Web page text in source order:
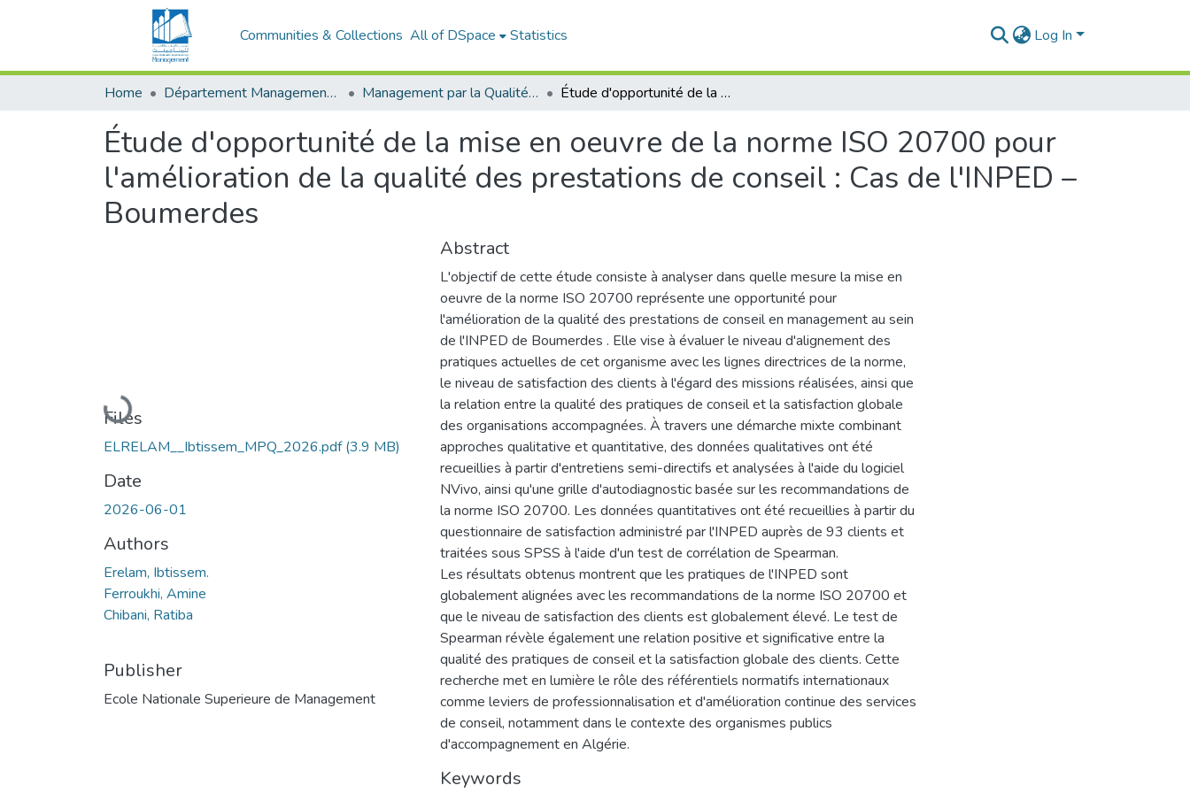
Communities & Collections All of DSpace Statistics Log In
Home Département Management Des Organisations Management par la Qualité (MPQ) Étude d'opportunité de la mise en oeuvre de la norme ISO 20700 pour l'amélioration de la qualité des prestations de conseil : Cas de l'INPED – Boumerdes
Étude d'opportunité de la mise en oeuvre de la norme ISO 20700 pour
l'amélioration de la qualité des prestations de conseil : Cas de l'INPED –
Boumerdes
Loading...
Files
ELRELAM__Ibtissem_MPQ_2026.pdf(3.9 MB)
Date
2026-06-01
Authors
Erelam, Ibtissem.
Ferroukhi, Amine
Chibani, Ratiba
Publisher
Ecole Nationale Superieure de Management
Abstract
L'objectif de cette étude consiste à analyser dans quelle mesure la mise en
oeuvre de la norme ISO 20700 représente une opportunité pour
l'amélioration de la qualité des prestations de conseil en management au sein
de l'INPED de Boumerdes . Elle vise à évaluer le niveau d'alignement des
pratiques actuelles de cet organisme avec les lignes directrices de la norme,
le niveau de satisfaction des clients à l'égard des missions réalisées, ainsi que
la relation entre la qualité des pratiques de conseil et la satisfaction globale
des organisations accompagnées. À travers une démarche mixte combinant
approches qualitative et quantitative, des données qualitatives ont été
recueillies à partir d'entretiens semi-directifs et analysées à l'aide du logiciel
NVivo, ainsi qu'une grille d'autodiagnostic basée sur les recommandations de
la norme ISO 20700. Les données quantitatives ont été recueillies à partir du
questionnaire de satisfaction administré par l'INPED auprès de 93 clients et
traitées sous SPSS à l'aide d'un test de corrélation de Spearman.
Les résultats obtenus montrent que les pratiques de l'INPED sont
globalement alignées avec les recommandations de la norme ISO 20700 et
que le niveau de satisfaction des clients est globalement élevé. Le test de
Spearman révèle également une relation positive et significative entre la
qualité des pratiques de conseil et la satisfaction globale des clients. Cette
recherche met en lumière le rôle des référentiels normatifs internationaux
comme leviers de professionnalisation et d'amélioration continue des services
de conseil, notamment dans le contexte des organismes publics
d'accompagnement en Algérie.
Keywords